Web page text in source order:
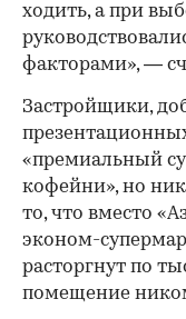
ходить, а при
факторами», —
Застройщики,
«премиальный
кофейни», но
то, что вместо
эконом-
расторгнут по
помещение